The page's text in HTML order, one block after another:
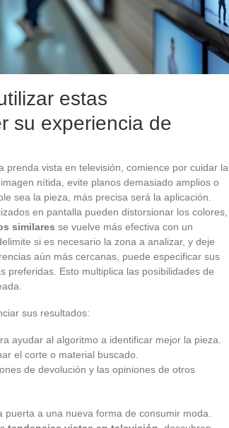
estas
su experiencia de
prenda vista en televisión, comience por cuidar la
imagen nítida, evite planos demasiado amplios o
sea la pieza, más precisa será la aplicación.
en pantalla pueden distorsionar los colores,
similares se vuelve más efectiva con un
si es necesario la zona a analizar, y deje
aún más cercanas, puede especificar sus
preferidas. Esto multiplica las posibilidades de
sus resultados:
ayudar al algoritmo a identificar mejor la pieza.
el corte o material buscado.
de devolución y las opiniones de otros
puerta a una nueva forma de consumir moda.